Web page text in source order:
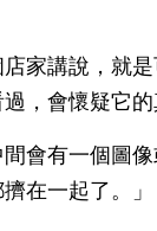
家講說，就
，會懷疑它的
會有一個圖
在一起了。」